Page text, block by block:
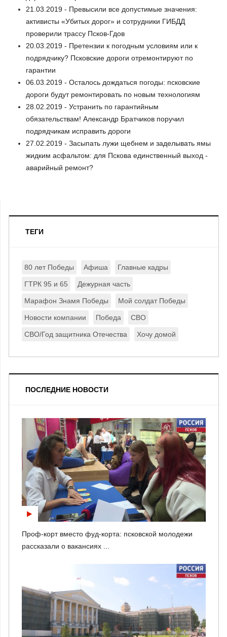
21.03.2019 - Превысили все допустимые значения:
активисты «Убитых дорог» и сотрудники ГИБДД
проверили трассу Псков-Гдов
20.03.2019 - Претензии к погодным условиям или к
подрядчику? Псковские дороги отремонтируют по
гарантии
06.03.2019 - Осталось дождаться погоды: псковские
дороги будут ремонтировать по новым технологиям
28.02.2019 - Устранить по гарантийным
обязательствам! Александр Братчиков поручил
подрядчикам исправить дороги
27.02.2019 - Засыпать лужи щебнем и заделывать ямы
жидким асфальтом: для Пскова единственный выход -
аварийный ремонт?
ТЕГИ
80 лет Победы Афиша Главные кадры
ГТРК 95 и 65 Дежурная часть
Марафон Знамя Победы Мой солдат Победы
Новости компании Победа СВО
СВО/Год защитника Отечества Хочу домой
ПОСЛЕДНИЕ НОВОСТИ
Проф-корт вместо фуд-корта: псковской молодежи
рассказали о вакансиях ...